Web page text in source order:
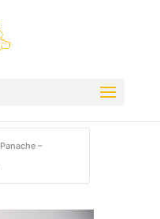
Panache –